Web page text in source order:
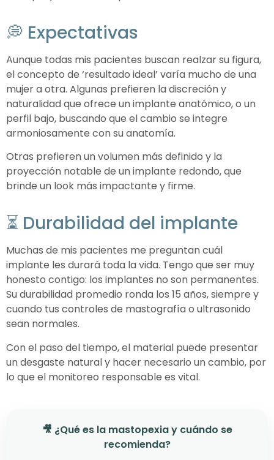
💭 Expectativas
Aunque todas mis pacientes buscan realzar su figura,
el concepto de ‘resultado ideal’ varía mucho de una
mujer a otra. Algunas prefieren la discreción y
naturalidad que ofrece un implante anatómico, o un
perfil bajo, buscando que el cambio se integre
armoniosamente con su anatomía.
Otras prefieren un volumen más definido y la
proyección notable de un implante redondo, que
brinde un look más impactante y firme.
⏳ Durabilidad del implante
Muchas de mis pacientes me preguntan cuál
implante les durará toda la vida. Tengo que ser muy
honesto contigo: los implantes no son permanentes.
Su durabilidad promedio ronda los 15 años, siempre y
cuando tus controles de mastografía o ultrasonido
sean normales.
Con el paso del tiempo, el material puede presentar
un desgaste natural y hacer necesario un cambio, por
lo que el monitoreo responsable es vital.
🎥 ¿Qué es la mastopexia y cuándo se
recomienda?